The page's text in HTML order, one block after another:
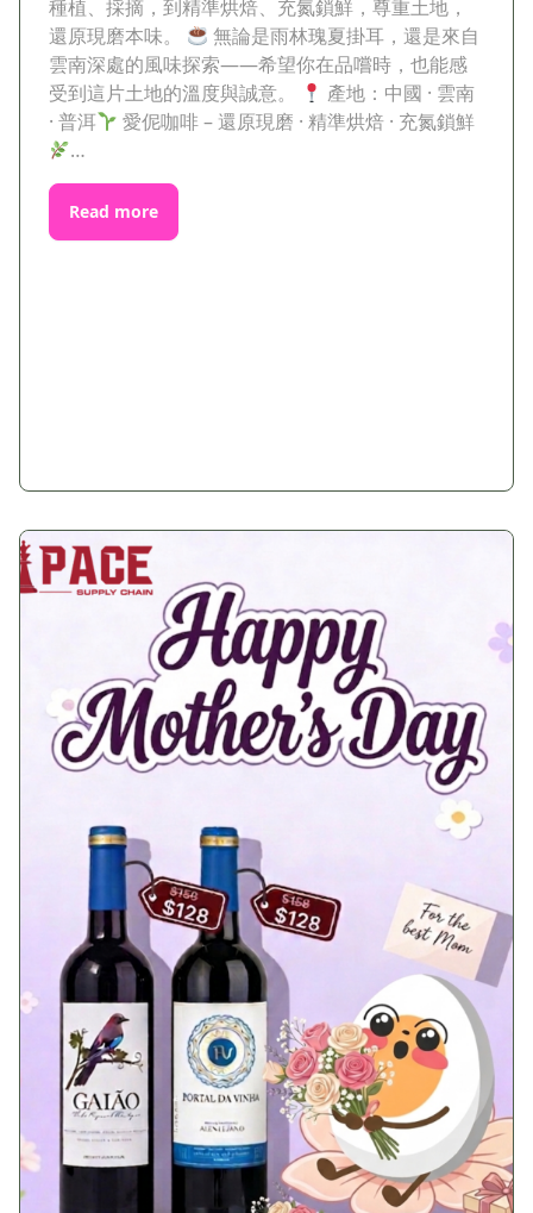
種植、採摘，到精準烘焙、充氮鎖鮮，尊重土地，
還原現磨本味。
無論是雨林瑰夏掛耳，還是來自
雲南深處的風味探索——希望你在品嚐時，也能感
受到這片土地的溫度與誠意。
產地：中國 · 雲南
· 普洱
愛伲咖啡 – 還原現磨 · 精準烘焙 · 充氮鎖鮮
…
Read more